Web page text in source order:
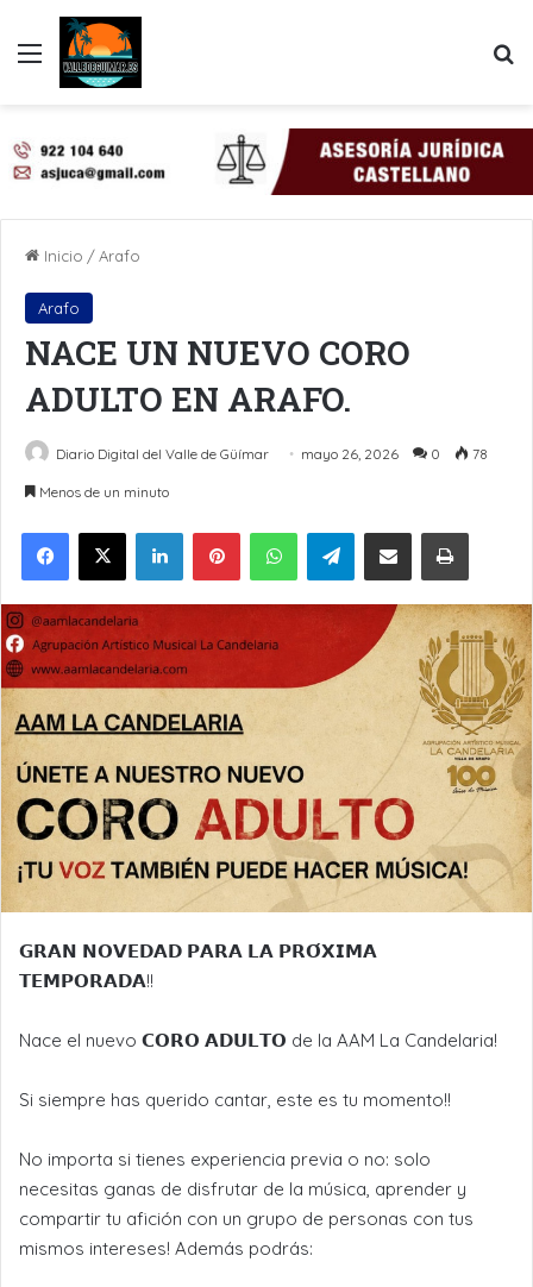
Menú
Inicio /Arafo
Arafo
NACE UN NUEVO CORO
ADULTO EN ARAFO.
Diario Digital del Valle de Güímar mayo 26, 2026 0 78
Menos de un minuto
LinkedInPinterestWhatsAppTelegramCompartir por Email Imprimir
𝗚𝗥𝗔𝗡 𝗡𝗢𝗩𝗘𝗗𝗔𝗗 𝗣𝗔𝗥𝗔 𝗟𝗔 𝗣𝗥𝗢́𝗫𝗜𝗠𝗔
𝗧𝗘𝗠𝗣𝗢𝗥𝗔𝗗𝗔!!
Nace el nuevo 𝗖𝗢𝗥𝗢 𝗔𝗗𝗨𝗟𝗧𝗢 de la AAM La Candelaria!
Si siempre has querido cantar, este es tu momento!!
No importa si tienes experiencia previa o no: solo
necesitas ganas de disfrutar de la música, aprender y
compartir tu afición con un grupo de personas con tus
mismos intereses! Además podrás: